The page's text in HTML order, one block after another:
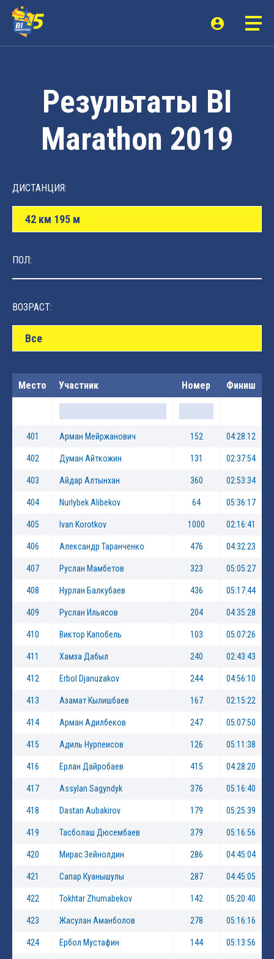
Результаты BI
Marathon 2019
ДИСТАНЦИЯ:
42 км 195 м
ПОЛ:
ВОЗРАСТ:
Все
Место Участник Номер Финиш
401 Арман Мейржанович 152 04:28:12
402 Думан Айткожин 131 02:37:54
403 Айдар Алтынхан 360 02:53:34
404 Nurlybek Alibekov 64 05:36:17
405 Ivan Korotkov 1000 02:16:41
406 Александр Таранченко 476 04:32:23
407 Руслан Мамбетов 323 05:05:27
408 Нурлан Балкубаев 436 05:17:44
409 Руслан Ильясов 204 04:35:28
410 Виктор Капобель 103 05:07:26
411 Хамза Дабыл 240 02:43:43
412 Erbol Djanuzakov 244 04:56:10
413 Азамат Кылишбаев 167 02:15:22
414 Арман Адилбеков 247 05:07:50
415 Адиль Нурпеисов 126 05:11:38
416 Ерлан Дайробаев 415 04:28:20
417 Assylan Sagyndyk 376 05:16:40
418 Dastan Aubakirov 179 05:25:39
419 Тасболаш Дюсембаев 379 05:16:56
420 Мирас Зейнолдин 286 04:45:04
421 Сапар Куанышулы 287 04:45:05
422 Tokhtar Zhumabekov 142 05:20:40
423 Жасулан Аманболов 278 05:16:16
424 Ербол Мустафин 144 05:13:56